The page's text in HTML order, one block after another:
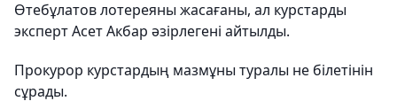
Өтебұлатов лотереяны жасағаны, ал курстарды
эксперт Асет Акбар әзірлегені айтылды.
Прокурор курстардың мазмұны туралы не білетінін
сұрады.